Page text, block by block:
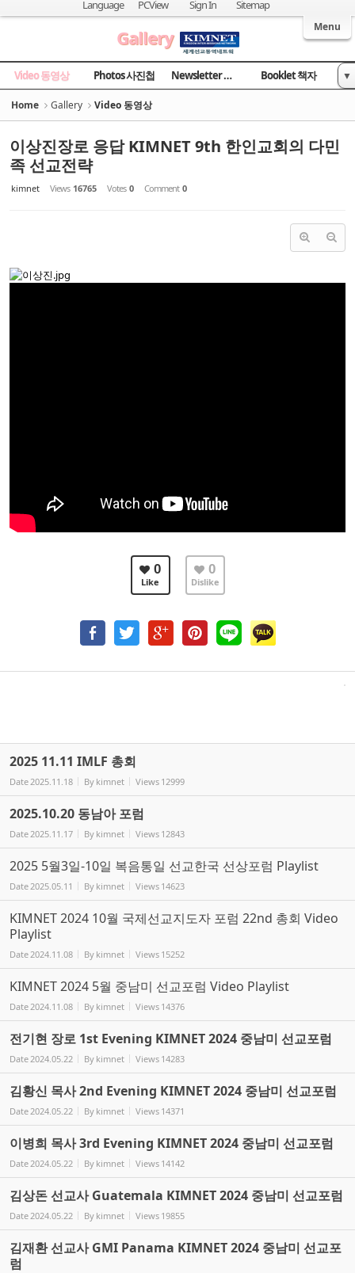
Welcome to Kingdom Inter-Missions Network
Language PCView Sign In Sitemap
Menu
Gallery
Video 동영상 Photos 사진첩 Newsletter 소식지 Booklet 책자
News 국민일보
▼
Home Gallery Video 동영상
이상진장로 응답 KIMNET 9th 한인교회의 다민
족 선교전략
kimnet Views 16765 Votes 0 Comment 0
0
Like
0
Dislike
2025 11.11 IMLF 총회
Date2025.11.18 By kimnet Views 12999
2025.10.20 동남아 포럼
Date2025.11.17 By kimnet Views 12843
2025 5월3일-10일 복음통일 선교한국 선상포럼 Playlist
Date2025.05.11 By kimnet Views 14623
KIMNET 2024 10월 국제선교지도자 포럼 22nd 총회 Video
Playlist
Date2024.11.08 By kimnet Views 15252
KIMNET 2024 5월 중남미 선교포럼 Video Playlist
Date2024.11.08 By kimnet Views 14376
전기현 장로 1st Evening KIMNET 2024 중남미 선교포럼
Date2024.05.22 By kimnet Views 14283
김황신 목사 2nd Evening KIMNET 2024 중남미 선교포럼
Date2024.05.22 By kimnet Views 14371
이병희 목사 3rd Evening KIMNET 2024 중남미 선교포럼
Date2024.05.22 By kimnet Views 14142
김상돈 선교사 Guatemala KIMNET 2024 중남미 선교포럼
Date2024.05.22 By kimnet Views 19855
김재환 선교사 GMI Panama KIMNET 2024 중남미 선교포
럼